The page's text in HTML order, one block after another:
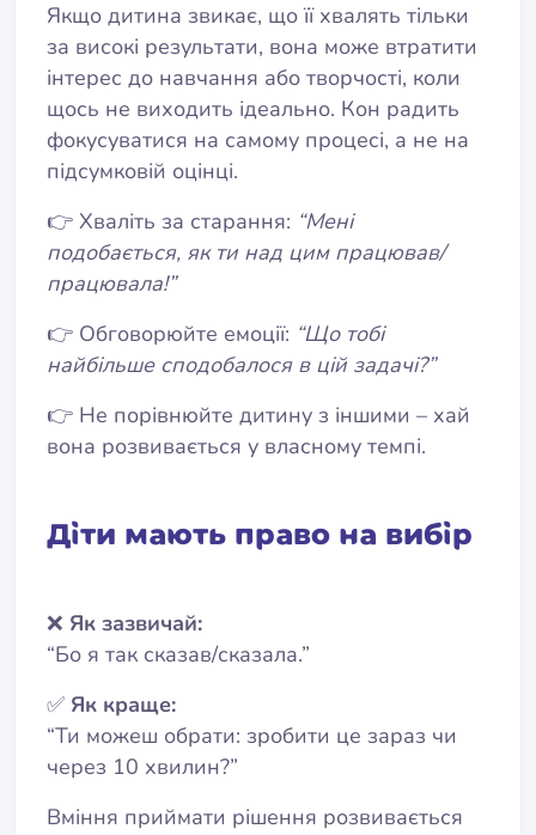
Якщо дитина звикає, що її хвалять тільки
за високі результати, вона може втратити
інтерес до навчання або творчості, коли
щось не виходить ідеально. Кон радить
фокусуватися на самому процесі, а не на
підсумковій оцінці.
👉 Хваліть за старання: “Мені
подобається, як ти над цим працював/
працювала!”
👉 Обговорюйте емоції: “Що тобі
найбільше сподобалося в цій задачі?”
👉 Не порівнюйте дитину з іншими – хай
вона розвивається у власному темпі.
Діти мають право на вибір
❌ Як зазвичай:
“Бо я так сказав/сказала.”
✅ Як краще:
“Ти можеш обрати: зробити це зараз чи
через 10 хвилин?”
Вміння приймати рішення розвивається